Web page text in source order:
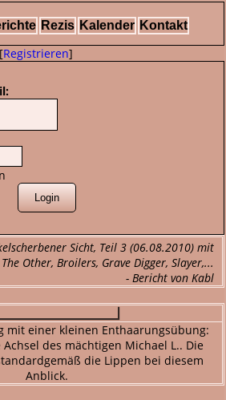
Rezis Kalender Kontakt
[Registrieren]
Sicht, Teil 3 (06.08.2010) mit
Other, Broilers, Grave Digger, Slayer,...
- Bericht von Kabl
mit einer kleinen Enthaarungsübung:
des mächtigen Michael L.. Die
die Lippen bei diesem
Anblick.